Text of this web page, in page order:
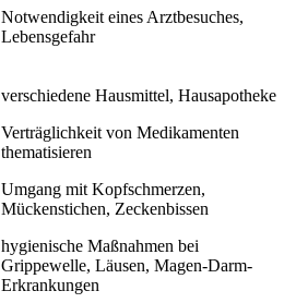
Notwendigkeit eines Arztbesuches,
Lebensgefahr
verschiedene Hausmittel, Hausapotheke
Verträglichkeit von Medikamenten
thematisieren
Umgang mit Kopfschmerzen,
Mückenstichen, Zeckenbissen
hygienische Maßnahmen bei
Grippewelle, Läusen, Magen-Darm-
Erkrankungen